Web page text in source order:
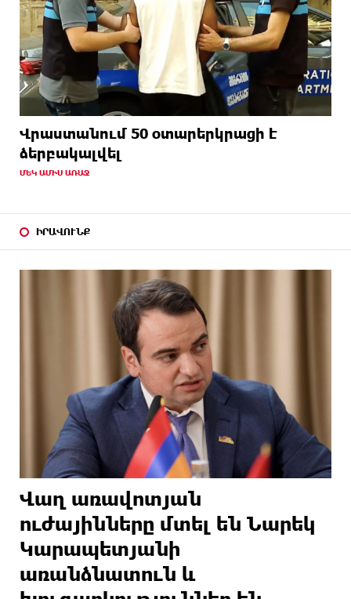
Վրաստանում 50 օտարերկրացի է
ձերբակալվել
ՄԵԿ ԱՄԻՍ ԱՌԱՋ
ԻՐԱՎՈՒՆՔ
Վաղ առավոտյան
ուժայինները մտել են Նարեկ
Կարապետյանի
առանձնատուն և